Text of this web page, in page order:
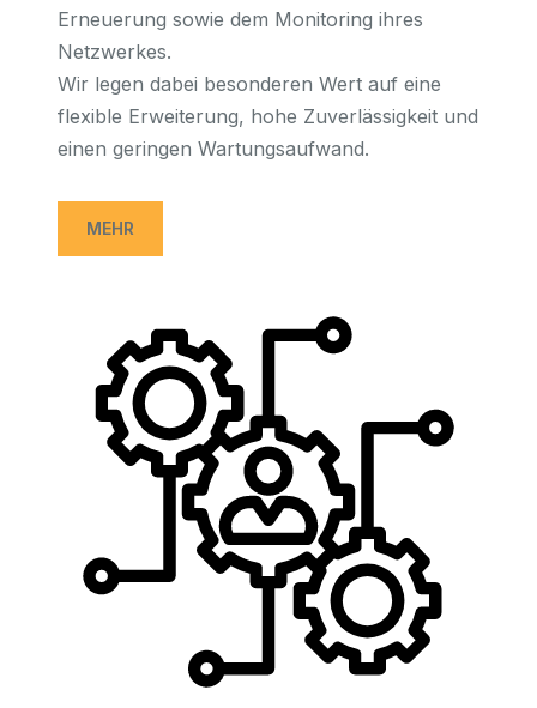
Erneuerung sowie dem Monitoring ihres
Netzwerkes.
Wir legen dabei besonderen Wert auf eine
flexible Erweiterung, hohe Zuverlässigkeit und
einen geringen Wartungsaufwand.
MEHR